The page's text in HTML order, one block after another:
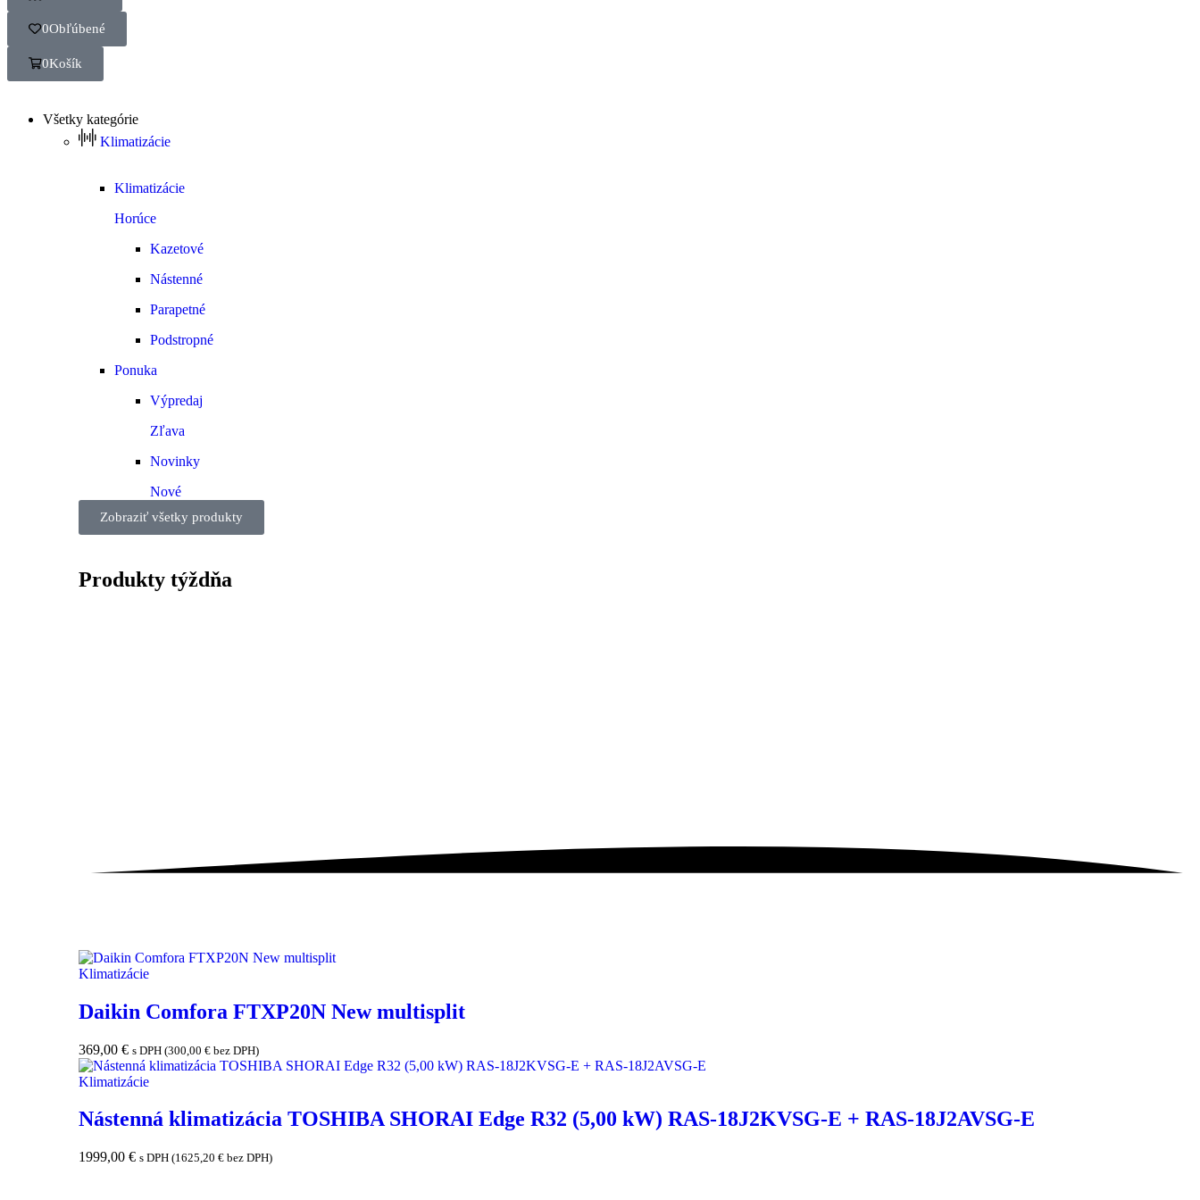
0Obľúbené
0Košík
Všetky kategórie
Klimatizácie
Klimatizácie
Horúce
Kazetové
Nástenné
Parapetné
Podstropné
Ponuka
Výpredaj
Zľava
Novinky
Nové
Zobraziť všetky produkty
Produkty týždňa
Klimatizácie
Daikin Comfora FTXP20N New multisplit
369,00 € s DPH (300,00 € bez DPH)
Klimatizácie
Nástenná klimatizácia TOSHIBA SHORAI Edge R32 (5,00 kW) RAS-18J2KVSG-E + RAS-18J2AVSG-E
1999,00 € s DPH (1625,20 € bez DPH)